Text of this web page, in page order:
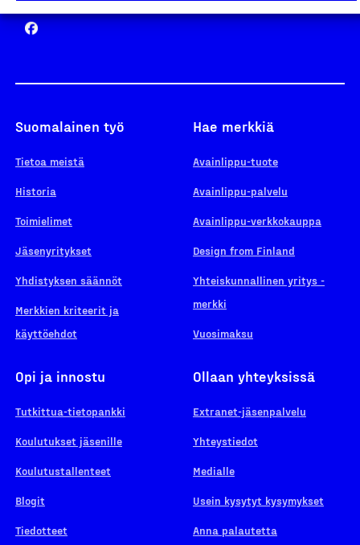
Suomalainen työ
Tietoa meistä
Historia
Toimielimet
Jäsenyritykset
Yhdistyksen säännöt
Merkkien kriteerit ja
käyttöehdot
Hae merkkiä
Avainlippu-tuote
Avainlippu-palvelu
Avainlippu-verkkokauppa
Design from Finland
Yhteiskunnallinen yritys -
merkki
Vuosimaksu
Opi ja innostu
Tutkittua-tietopankki
Koulutukset jäsenille
Koulutustallenteet
Blogit
Tiedotteet
Ollaan yhteyksissä
Extranet-jäsenpalvelu
Yhteystiedot
Medialle
Usein kysytyt kysymykset
Anna palautetta